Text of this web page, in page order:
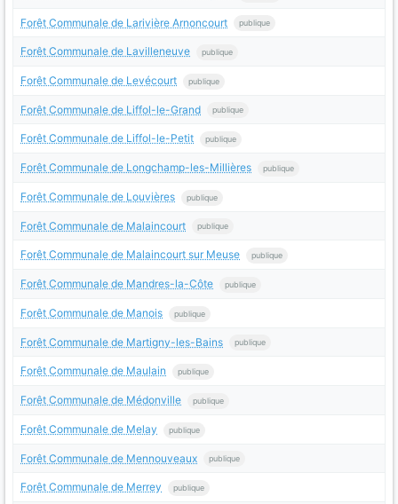
Forêt Communale de Larivière Arnoncourt publique
Forêt Communale de Lavilleneuve publique
Forêt Communale de Levécourt publique
Forêt Communale de Liffol-le-Grand publique
Forêt Communale de Liffol-le-Petit publique
Forêt Communale de Longchamp-les-Millières publique
Forêt Communale de Louvières publique
Forêt Communale de Malaincourt publique
Forêt Communale de Malaincourt sur Meuse publique
Forêt Communale de Mandres-la-Côte publique
Forêt Communale de Manois publique
Forêt Communale de Martigny-les-Bains publique
Forêt Communale de Maulain publique
Forêt Communale de Médonville publique
Forêt Communale de Melay publique
Forêt Communale de Mennouveaux publique
Forêt Communale de Merrey publique